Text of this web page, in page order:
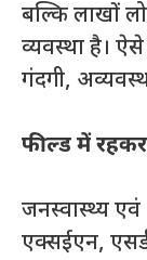
बल्कि लाखों
व्यवस्था है।
गंदगी,
फील्ड में
जनस्वास्थ्य एवं
एक्सईएन,